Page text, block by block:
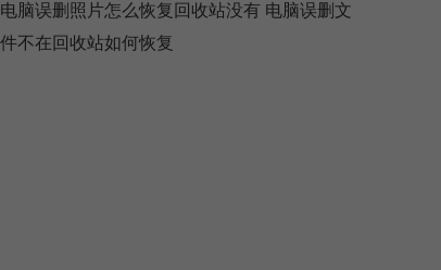
电脑误删照片怎么恢复回收站没有 电脑误删文
件不在回收站如何恢复